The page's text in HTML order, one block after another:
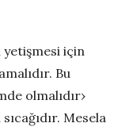
için
Bu
olmalıdır›
Mesela